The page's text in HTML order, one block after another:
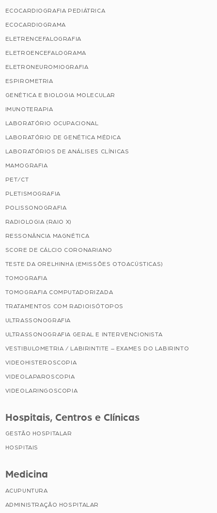
ECOCARDIOGRAFIA PEDIÁTRICA
ECOCARDIOGRAMA
ELETRENCEFALOGRAFIA
ELETROENCEFALOGRAMA
ELETRONEUROMIOGRAFIA
ESPIROMETRIA
GENÉTICA E BIOLOGIA MOLECULAR
IMUNOTERAPIA
LABORATÓRIO OCUPACIONAL
LABORATÓRIO DE GENÉTICA MÉDICA
LABORATÓRIOS DE ANÁLISES CLÍNICAS
MAMOGRAFIA
PET/CT
PLETISMOGRAFIA
POLISSONOGRAFIA
RADIOLOGIA (RAIO X)
RESSONÂNCIA MAGNÉTICA
SCORE DE CÁLCIO CORONARIANO
TESTE DA ORELHINHA (EMISSÕES OTOACÚSTICAS)
TOMOGRAFIA
TOMOGRAFIA COMPUTADORIZADA
TRATAMENTOS COM RADIOISÓTOPOS
ULTRASSONOGRAFIA
ULTRASSONOGRAFIA GERAL E INTERVENCIONISTA
VESTIBULOMETRIA / LABIRINTITE – EXAMES DO LABIRINTO
VIDEOHISTEROSCOPIA
VIDEOLAPAROSCOPIA
VIDEOLARINGOSCOPIA
Hospitais, Centros e Clínicas
GESTÃO HOSPITALAR
HOSPITAIS
Medicina
ACUPUNTURA
ADMINISTRAÇÃO HOSPITALAR